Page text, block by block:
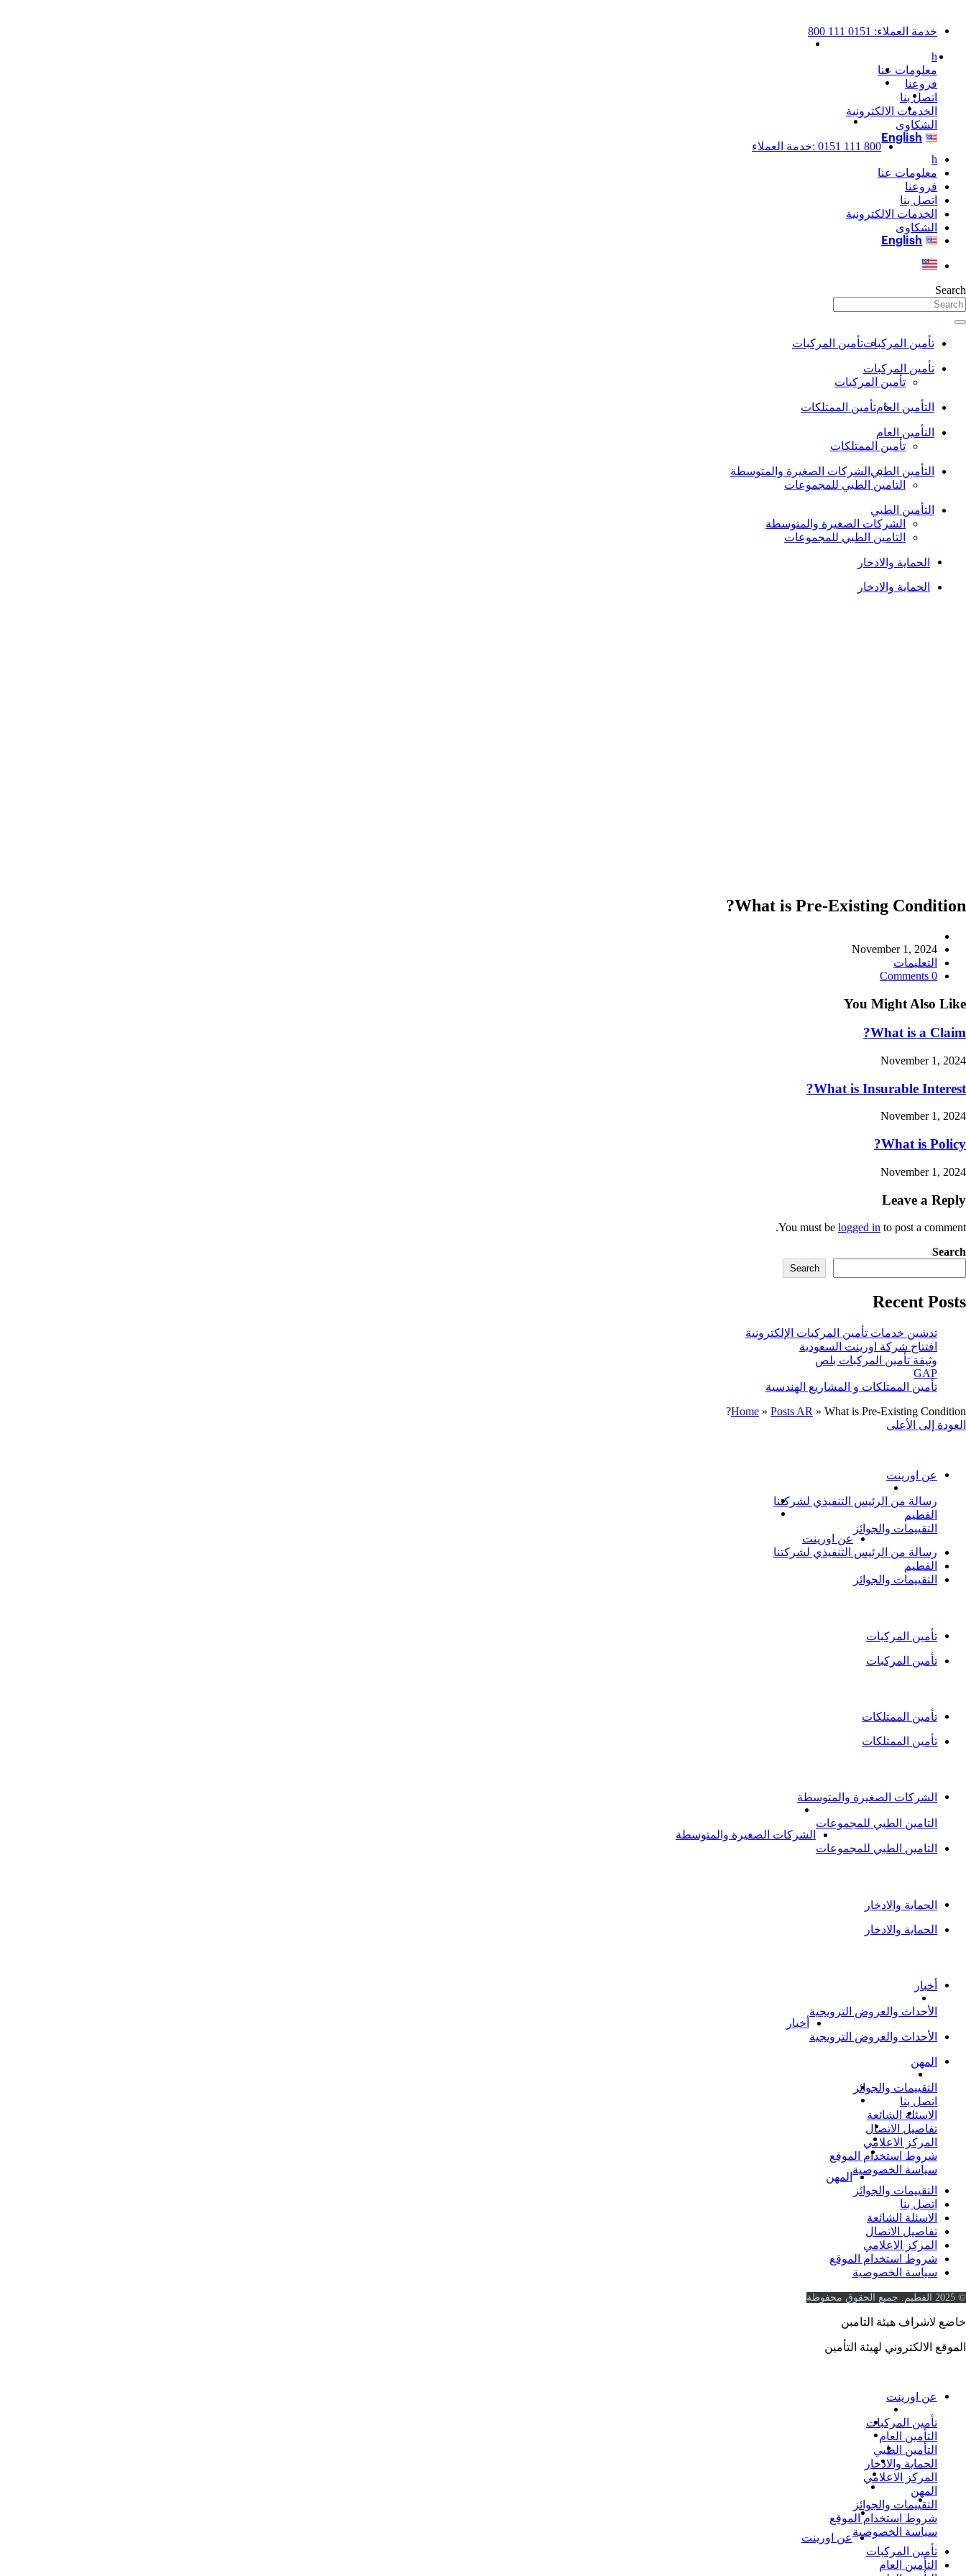
content800 111 0151 :خدمة العملاء
h
معلومات عنا
فروعنا
اتصل بنا
الخدمات الالكترونية
الشكاوى
English
800 111 0151 :خدمة العملاء
h
معلومات عنا
فروعنا
اتصل بنا
الخدمات الالكترونية
الشكاوى
English
Search
تأمين المركباتتأمين المركبات
تأمين المركبات
تأمين المركبات
التأمين العامتأمين الممتلكات
التأمين العام
تأمين الممتلكات
التأمين الطبي الشركات الصغيرة والمتوسطة
التامين الطبي للمجموعات
التأمين الطبي
الشركات الصغيرة والمتوسطة
التامين الطبي للمجموعات
الحماية والادخار
الحماية والادخار
What is Pre-Existing Condition?
author:
Post
published:
November 1, 2024
Post
category:
التعليمات
Post
0 Comments
You Might Also Like
What is a Claim?
November 1, 2024
What is Insurable Interest?
November 1, 2024
What is Policy?
November 1, 2024
Leave a Reply
You must be logged in to post a comment.
Search
Search
Recent Posts
تدشين خدمات تأمين المركبات الإلكترونية
افتتاح شركة اورينت السعودية
وثيقة تأمين المركبات بلص
GAP
تأمين الممتلكات و المشاريع الهندسية
Home » Posts AR » What is Pre-Existing Condition?
العودة إلى الأعلى
عن اورينت
رسالة من الرئيس التنفيذي لشركتنا
الفطيم
التقييمات والجوائز
عن اورينت
رسالة من الرئيس التنفيذي لشركتنا
الفطيم
التقييمات والجوائز
تأمين المركبات
تأمين المركبات
تأمين الممتلكات
تأمين الممتلكات
الشركات الصغيرة والمتوسطة
التامين الطبي للمجموعات
الشركات الصغيرة والمتوسطة
التامين الطبي للمجموعات
الحماية والادخار
الحماية والادخار
أخبار
الأحداث والعروض الترويجية
أخبار
الأحداث والعروض الترويجية
المهن
التقييمات والجوائز
اتصل بنا
الاسئلة الشائعة
تفاصيل الاتصال
المركز الاعلامي
شروط استخدام الموقع
سياسة الخصوصية
المهن
التقييمات والجوائز
اتصل بنا
الاسئلة الشائعة
تفاصيل الاتصال
المركز الاعلامي
شروط استخدام الموقع
سياسة الخصوصية
© 2025 الفطيم. جميع الحقوق محفوظة
خاضع لاشراف هيئة التامبن
الموقع الالكتروني لهيئة التأمين
عن اورينت
تأمين المركبات
التأمين العام
التأمين الطبي
الحماية والادخار
المركز الاعلامي
المهن
التقييمات والجوائز
شروط استخدام الموقع
سياسة الخصوصيةعن اورينت
تأمين المركبات
التأمين العام